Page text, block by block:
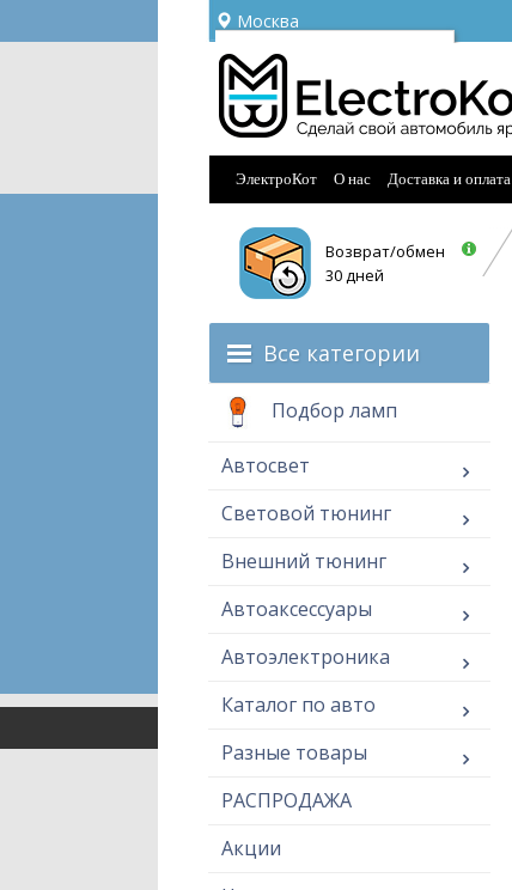
Москва
Ваш город —
Угадали?
ЭлектроКот О нас Доставка и оплата
Возврат/обмен
30 дней
Все категории
Подбор ламп
Автосвет
Световой тюнинг
Внешний тюнинг
Автоаксессуары
Автоэлектроника
Каталог по авто
Разные товары
РАСПРОДАЖА
Акции